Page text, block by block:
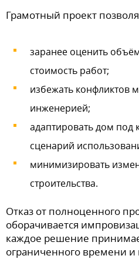
Грамотный проект
заранее оценить
стоимость работ;
избежать конфликтов
инженерией;
адаптировать дом под
сценарий
минимизировать
строительства.
Отказ от полноценного
оборачивается
каждое решение
ограниченного времени